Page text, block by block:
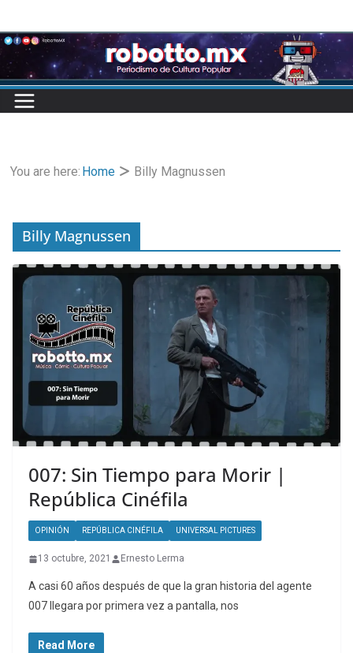
to
content
You are here: Home Billy Magnussen
Billy Magnussen
007: Sin Tiempo para Morir |
República Cinéfila
OPINIÓN REPÚBLICA CINÉFILA UNIVERSAL PICTURES
13 octubre, 2021 Ernesto Lerma
A casi 60 años después de que la gran historia del agente
007 llegara por primera vez a pantalla, nos
Read More